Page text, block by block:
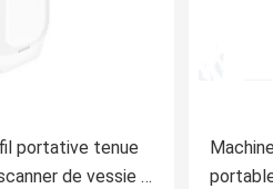
portative tenue
de vessie à